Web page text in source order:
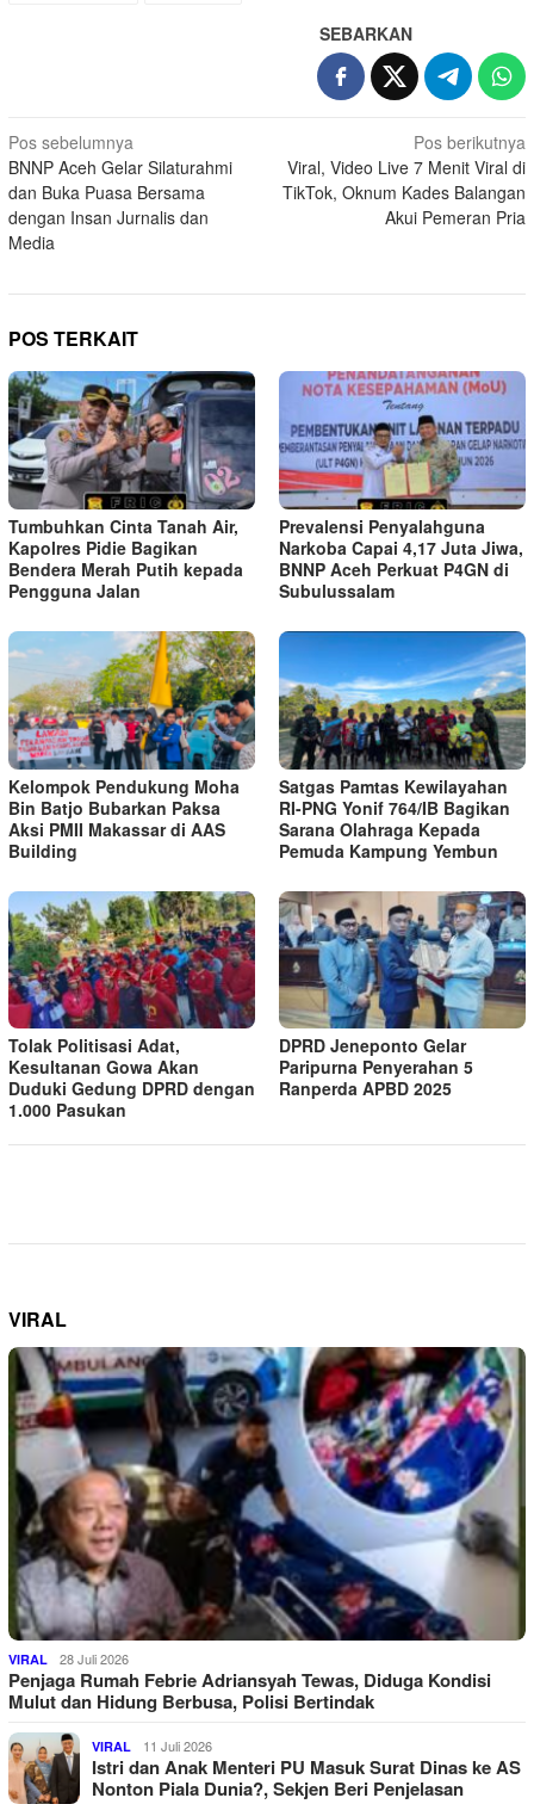
SEBARKAN
Navigasi
pos
Pos sebelumnya
BNNP Aceh Gelar Silaturahmi
dan Buka Puasa Bersama
dengan Insan Jurnalis dan
Media
Pos berikutnya
Viral, Video Live 7 Menit Viral di
TikTok, Oknum Kades Balangan
Akui Pemeran Pria
POS TERKAIT
Tumbuhkan Cinta Tanah Air,
Kapolres Pidie Bagikan
Bendera Merah Putih kepada
Pengguna Jalan ‎
Prevalensi Penyalahguna
Narkoba Capai 4,17 Juta Jiwa,
BNNP Aceh Perkuat P4GN di
Subulussalam
Kelompok Pendukung Moha
Bin Batjo Bubarkan Paksa
Aksi PMII Makassar di AAS
Building
Satgas Pamtas Kewilayahan
RI-PNG Yonif 764/IB Bagikan
Sarana Olahraga Kepada
Pemuda Kampung Yembun
Tolak Politisasi Adat,
Kesultanan Gowa Akan
Duduki Gedung DPRD dengan
1.000 Pasukan
DPRD Jeneponto Gelar
Paripurna Penyerahan 5
Ranperda APBD 2025
VIRAL
VIRAL 28 Juli 2026
Penjaga Rumah Febrie Adriansyah Tewas, Diduga Kondisi
Mulut dan Hidung Berbusa, Polisi Bertindak
VIRAL 11 Juli 2026
Istri dan Anak Menteri PU Masuk Surat Dinas ke AS
Nonton Piala Dunia?, Sekjen Beri Penjelasan